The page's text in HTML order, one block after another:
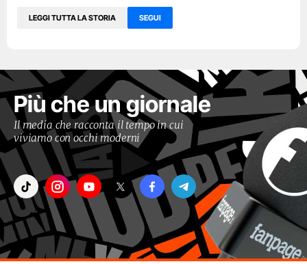
LEGGI TUTTA LA STORIA SEGUI
Più che un giornale
Il media che racconta il tempo in cui
viviamo con occhi moderni